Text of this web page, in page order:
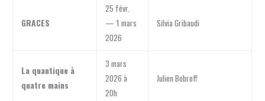
GRACES
25 févr.
— 1 mars
2026
Silvia Gribaudi
La quantique à
quatre mains
3 mars
2026 à
20h
Julien Bobroff